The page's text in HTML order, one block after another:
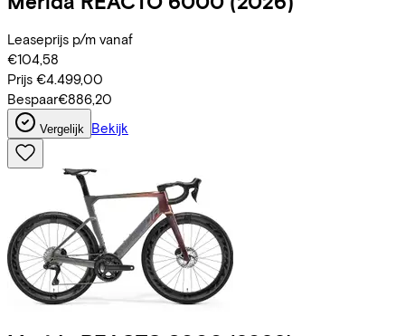
Leaseprijs p/m vanaf
€104,58
Prijs €4.499,00
Bespaar€886,20
Vergelijk Bekijk